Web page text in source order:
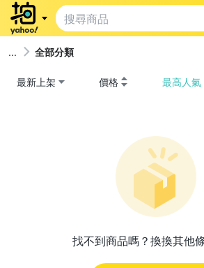
全部分類
最新上架 價格 最高人氣
找不到商品嗎？換換其他